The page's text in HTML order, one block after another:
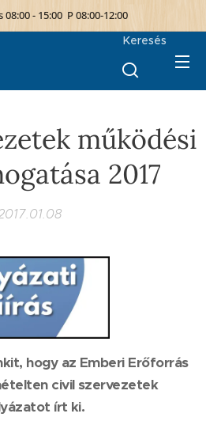
08:00 - 15:00 P 08:00-12:00
Keresés
működési
2017
hogy az Emberi Erőforrás
civil szervezetek
írt ki.